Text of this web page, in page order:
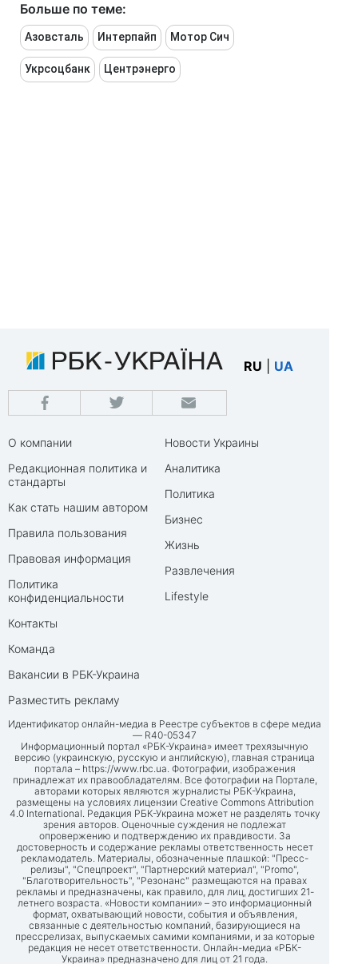
Больше по теме:
Азовсталь Интерпайп Мотор Сич
Укрсоцбанк Центрэнерго
RU UA
О компании
Редакционная политика и
стандарты
Как стать нашим автором
Правила пользования
Правовая информация
Политика
конфиденциальности
Контакты
Команда
Вакансии в РБК-Украина
Разместить рекламу
Новости Украины
Аналитика
Политика
Бизнес
Жизнь
Развлечения
Lifestyle
Идентификатор онлайн-медиа в Реестре субъектов в сфере медиа
— R40-05347
Информационный портал «РБК-Украина» имеет трехязычную
версию (украинскую, русскую и английскую), главная страница
портала – https://www.rbc.ua. Фотографии, изображения
принадлежат их правообладателям. Все фотографии на Портале,
авторами которых являются журналисты РБК-Украина,
размещены на условиях лицензии Creative Commons Attribution
4.0 International. Редакция РБК-Украина может не разделять точку
зрения авторов. Оценочные суждения не подлежат
опровержению и подтверждению их правдивости. За
достоверность и содержание рекламы ответственность несет
рекламодатель. Материалы, обозначенные плашкой: "Пресс-
релизы", "Спецпроект", "Партнерский материал", "Promo",
"Благотворительность", "Резонанс" размещаются на правах
рекламы и предназначены, как правило, для лиц, достигших 21-
летнего возраста. «Новости компании» – это информационный
формат, охватывающий новости, события и объявления,
связанные с деятельностью компаний, базирующиеся на
прессрелизах, выпускаемых самими компаниями, и за которые
редакция не несет ответственности. Онлайн-медиа «РБК-
Украина» предназначено для лиц от 21 года.